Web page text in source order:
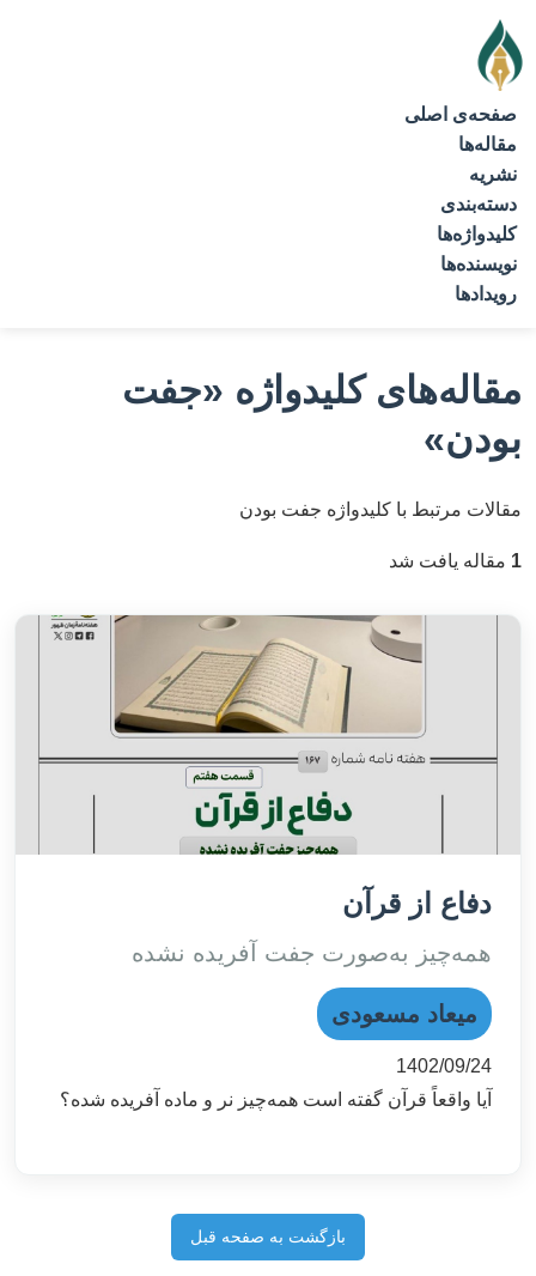
صفحه‌ی اصلی
مقاله‌ها
نشریه
دسته‌بندی
کلیدواژه‌ها
نویسنده‌ها
رویدادها
مقاله‌های کلیدواژه «جفت
بودن»
مقالات مرتبط با کلیدواژه جفت بودن
1 مقاله یافت شد
دفاع از قرآن
همه‌چیز به‌صورت جفت آفریده نشده
میعاد مسعودی
1402/09/24
آیا واقعاً قرآن گفته است همه‌چیز نر و ماده آفریده شده؟
بازگشت به صفحه قبل